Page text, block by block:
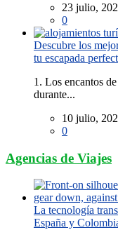
23 julio,
0
Descubre los
tu escapada
1. Los encantos
durante...
10 julio,
0
Agencias de Viajes
La tecnología
España y